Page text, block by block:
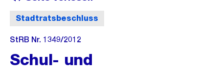
Stadtratsbeschluss
StRB Nr. 1349/2012
Schul- und